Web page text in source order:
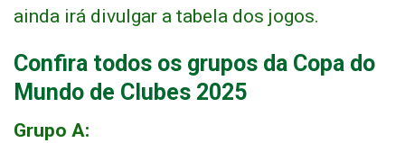
ainda irá divulgar a tabela dos jogos.
Confira todos os grupos da Copa do
Mundo de Clubes 2025
Grupo A: